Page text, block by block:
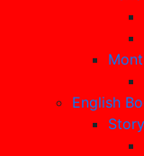
English